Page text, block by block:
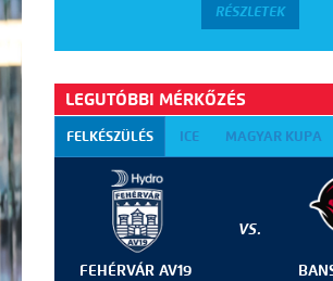
RÉSZLETEK
LEGUTÓBBI MÉRKŐZÉS
FELKÉSZÜLÉS ICE MAGYAR KUPA
FEHÉRVÁR AV19
VS.